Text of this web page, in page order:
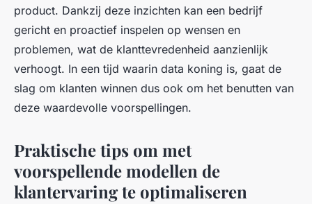
product. Dankzij deze inzichten kan een bedrijf
gericht en proactief inspelen op wensen en
problemen, wat de klanttevredenheid aanzienlijk
verhoogt. In een tijd waarin data koning is, gaat de
slag om klanten winnen dus ook om het benutten van
deze waardevolle voorspellingen.
Praktische tips om met
voorspellende modellen de
klantervaring te optimaliseren